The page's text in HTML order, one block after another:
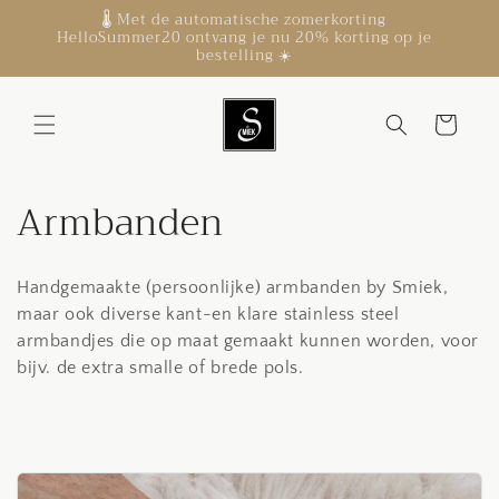
content
🚚 verzending naar Nederland & België •binnen
1-2 werkdagen • iDEAL of Klarna
Winkelwagen
C
o
l
l
c
Armbanden
Handgemaakte (persoonlijke) armbanden by Smiek,
maar ook diverse kant-en klare stainless steel
armbandjes die op maat gemaakt kunnen worden, voor
bijv. de extra smalle of brede pols.